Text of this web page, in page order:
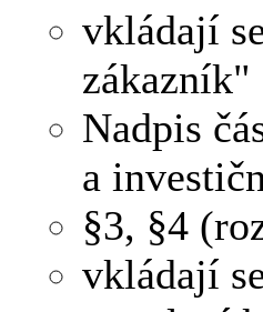
vkládají
zákazník"
Nadpis
a
§3, §4
vkládají